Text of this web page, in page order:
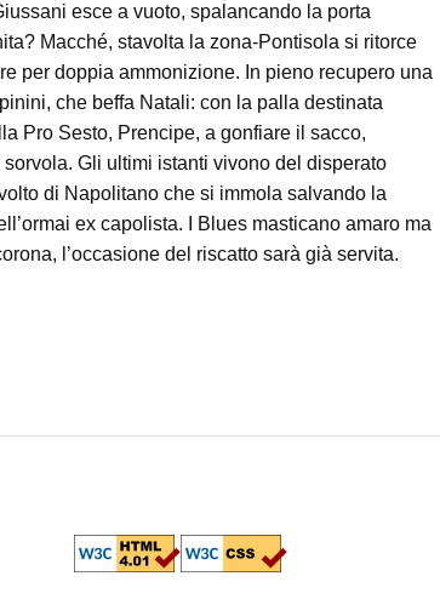
esce a vuoto, spalancando la porta
Macché, stavolta la zona-Pontisola si ritorce
per doppia ammonizione. In pieno recupero una
che beffa Natali: con la palla destinata
Pro Sesto, Prencipe, a gonfiare il sacco,
Gli ultimi istanti vivono del disperato
di Napolitano che si immola salvando la
ex capolista. I Blues masticano amaro ma
l’occasione del riscatto sarà già servita.